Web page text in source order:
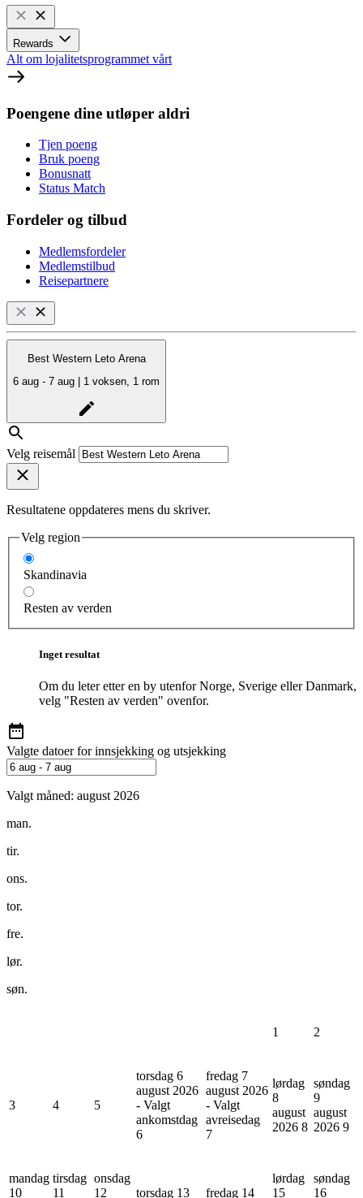
Rewards
Alt om lojalitetsprogrammet vårt
Poengene dine utløper aldri
Tjen poeng
Bruk poeng
Bonusnatt
Status Match
Fordeler og tilbud
Medlemsfordeler
Medlemstilbud
Reisepartnere
Best Western Leto Arena
6 aug - 7 aug | 1 voksen, 1 rom
Velg reisemål
Resultatene oppdateres mens du skriver.
Velg region
Skandinavia
Resten av verden
Inget resultat
Om du leter etter en by utenfor Norge, Sverige eller Danmark,
velg "Resten av verden" ovenfor.
Valgte datoer for innsjekking og utsjekking
Valgt måned: august 2026
man.
tir.
ons.
tor.
fre.
lør.
søn.
1 2
3 4 5
torsdag 6
august 2026
- Valgt
ankomstdag
6
fredag 7
august 2026
- Valgt
avreisedag
7
lørdag
8
august
2026 8
søndag
9
august
2026 9
mandag
10
tirsdag
11
onsdag
12
torsdag 13 fredag 14
lørdag
15
søndag
16